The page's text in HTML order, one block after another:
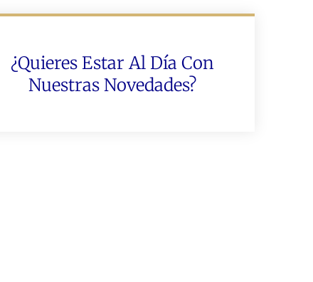
¿Quieres Estar Al Día Con
Nuestras Novedades?